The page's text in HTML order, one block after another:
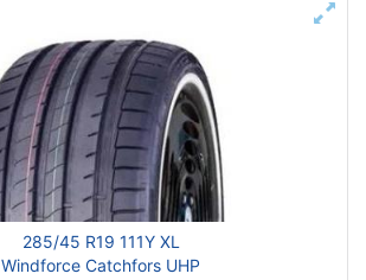
285/45 R19 111Y XL
Windforce Catchfors UHP